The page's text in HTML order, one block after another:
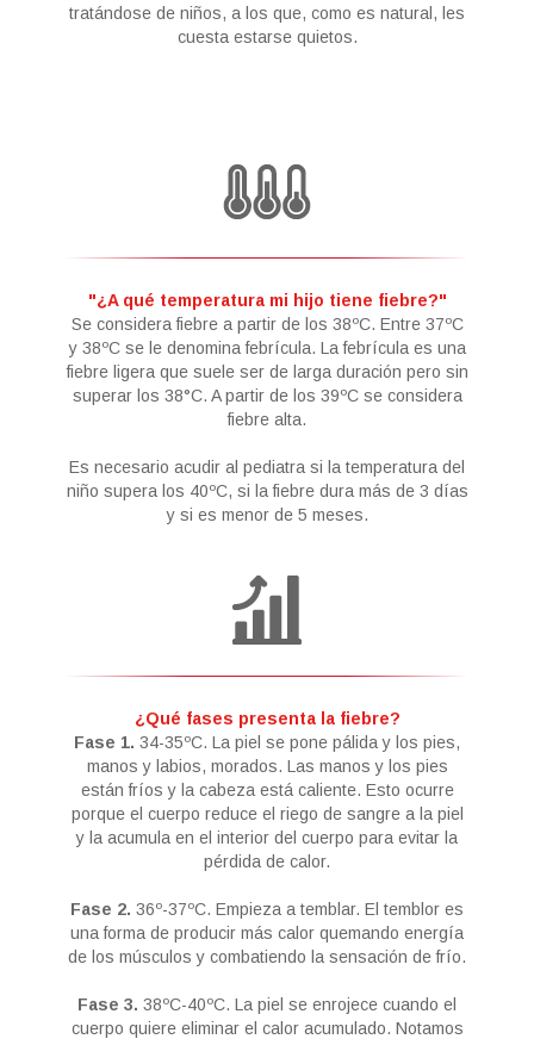
tratándose de niños, a los que, como es natural, les
cuesta estarse quietos.
"¿A qué temperatura mi hijo tiene fiebre?"
Se considera fiebre a partir de los 38ºC. Entre 37ºC
y 38ºC se le denomina febrícula. La febrícula es una
fiebre ligera que suele ser de larga duración pero sin
superar los 38°C. A partir de los 39ºC se considera
fiebre alta.
Es necesario acudir al pediatra si la temperatura del
niño supera los 40ºC, si la fiebre dura más de 3 días
y si es menor de 5 meses.
¿Qué fases presenta la fiebre?
Fase 1. 34-35ºC. La piel se pone pálida y los pies,
manos y labios, morados. Las manos y los pies
están fríos y la cabeza está caliente. Esto ocurre
porque el cuerpo reduce el riego de sangre a la piel
y la acumula en el interior del cuerpo para evitar la
pérdida de calor.
Fase 2. 36º-37ºC. Empieza a temblar. El temblor es
una forma de producir más calor quemando energía
de los músculos y combatiendo la sensación de frío.
Fase 3. 38ºC-40ºC. La piel se enrojece cuando el
cuerpo quiere eliminar el calor acumulado. Notamos